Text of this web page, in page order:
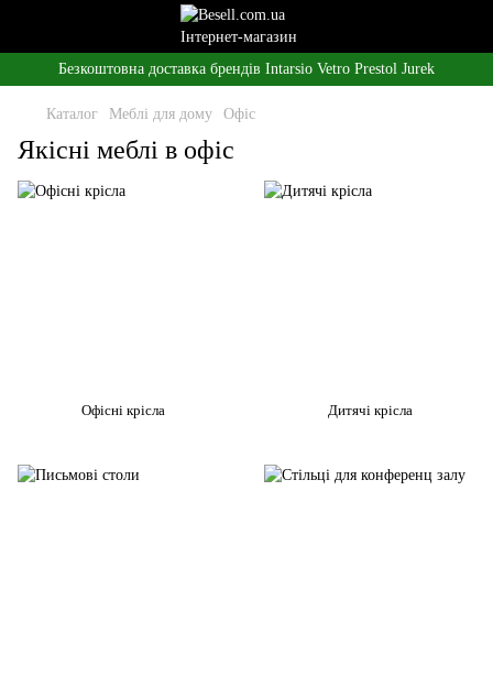
Безкоштовна доставка брендів Intarsio Vetro Prestol Jurek
Каталог Меблі для дому Офіс
Якісні меблі в офіс
Офісні крісла Дитячі крісла